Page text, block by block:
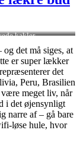
kakler
det må siges, at
er super lækker
det
Peru, Brasilien
meget liv, når
i det øjensynligt
narre af – gå bare
løse hule, hvor